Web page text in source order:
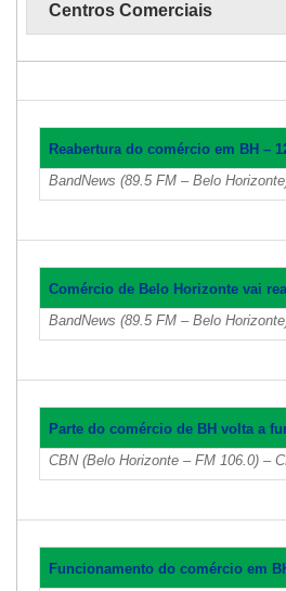
Centros Comerciais
Reabertura do comércio em BH –
BandNews (89.5 FM – Belo
Comércio de Belo Horizonte vai
BandNews (89.5 FM – Belo
Parte do comércio de BH volta a
CBN (Belo Horizonte – FM 106.0) –
Funcionamento do comércio em